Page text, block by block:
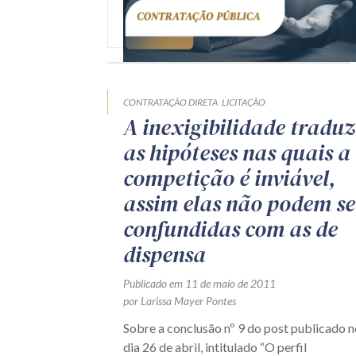
CONTRATAÇÃO DIRETA LICITAÇÃO
A inexigibilidade traduz
as hipóteses nas quais a
competição é inviável,
assim elas não podem
confundidas com as de
dispensa
Publicado em 11 de maio de 2011
por Larissa Mayer Pontes
Sobre a conclusão nº 9 do post publicado
dia 26 de abril, intitulado “O perfil